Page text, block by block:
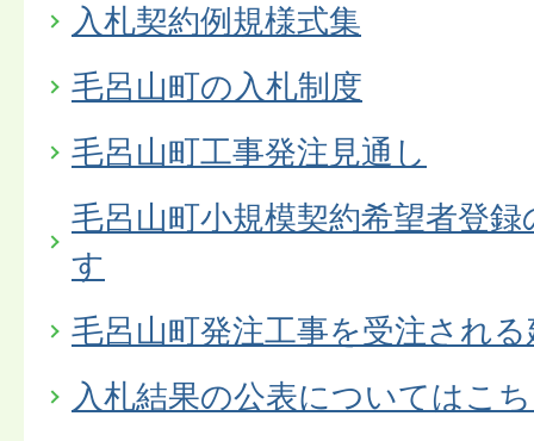
入札契約例規様式集
毛呂山町の入札制度
毛呂山町工事発注見通し
毛呂山町小規模契約希望者登
す
毛呂山町発注工事を受注され
入札結果の公表についてはこ